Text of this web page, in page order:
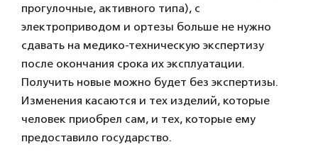
прогулочные, активного типа), с
электроприводом и ортезы больше не нужно
сдавать на медико-техническую экспертизу
после окончания срока их эксплуатации.
Получить новые можно будет без экспертизы.
Изменения касаются и тех изделий, которые
человек приобрел сам, и тех, которые ему
предоставило государство.